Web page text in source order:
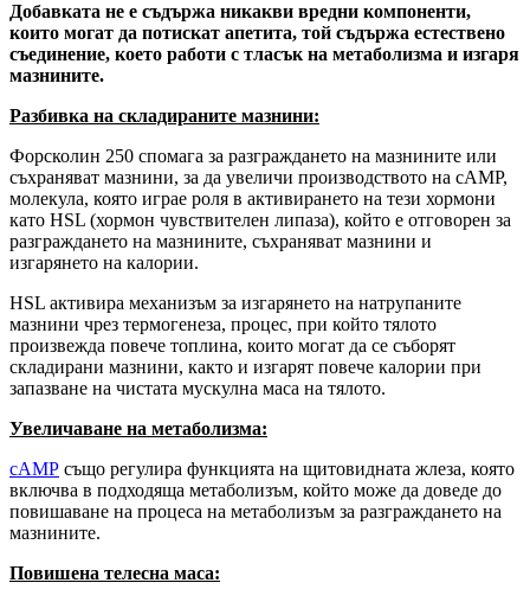
Добавката не е съдържа никакви вредни компоненти,
които могат да потискат апетита, той съдържа естествено
съединение, което работи с тласък на метаболизма и изгаря
мазнините.
Разбивка на складираните мазнини:
Форсколин 250 спомага за разграждането на мазнините или
съхраняват мазнини, за да увеличи производството на сАМР,
молекула, която играе роля в активирането на тези хормони
като HSL (хормон чувствителен липаза), който е отговорен за
разграждането на мазнините, съхраняват мазнини и
изгарянето на калории.
HSL активира механизъм за изгарянето на натрупаните
мазнини чрез термогенеза, процес, при който тялото
произвежда повече топлина, които могат да се съборят
складирани мазнини, както и изгарят повече калории при
запазване на чистата мускулна маса на тялото.
Увеличаване на метаболизма:
сАМР също регулира функцията на щитовидната жлеза, която
включва в подходяща метаболизъм, който може да доведе до
повишаване на процеса на метаболизъм за разграждането на
мазнините.
Повишена телесна маса: